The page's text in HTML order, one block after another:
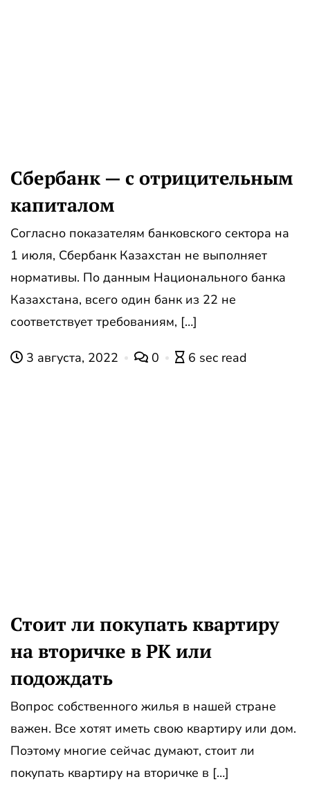
Сбербанк — с отрицительным
капиталом
Согласно показателям банковского сектора на
1 июля, Сбербанк Казахстан не выполняет
нормативы. По данным Национального банка
Казахстана, всего один банк из 22 не
соответствует требованиям, […]
3 августа, 2022 0 6 sec read
Стоит ли покупать квартиру
на вторичке в РК или
подождать
Вопрос собственного жилья в нашей стране
важен. Все хотят иметь свою квартиру или дом.
Поэтому многие сейчас думают, стоит ли
покупать квартиру на вторичке в […]